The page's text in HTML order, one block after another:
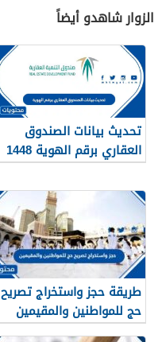
الزوار شاهدو أيضاً
تحديث بيانات الصندوق
العقاري برقم الهوية 1448
الرابط والخطوات
طريقة حجز واستخراج تصريح
حج للمواطنين والمقيمين
1448